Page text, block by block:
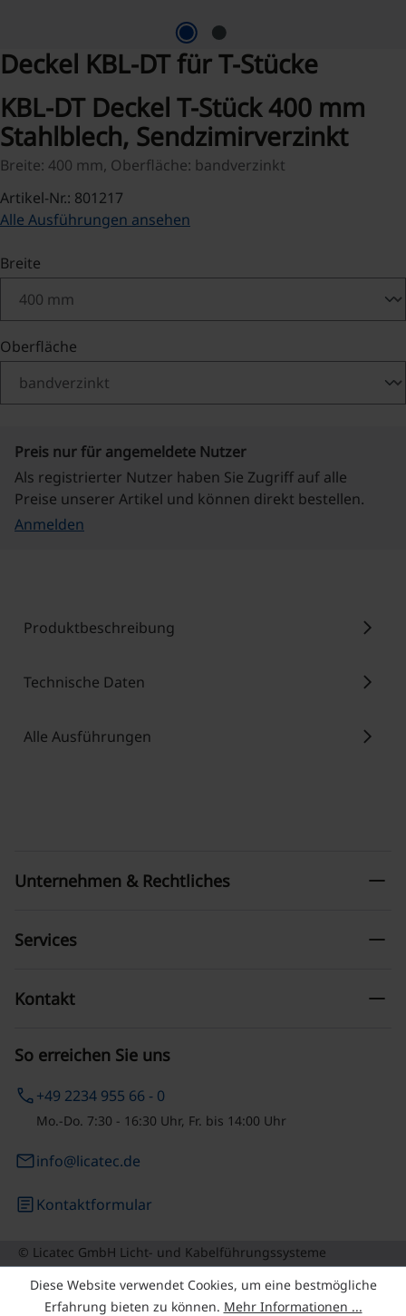
Deckel KBL-DT für T-Stücke
KBL-DT Deckel T-Stück 400 mm
Stahlblech, Sendzimirverzinkt
Breite: 400 mm, Oberfläche: bandverzinkt
Artikel-Nr.: 801217
Alle Ausführungen ansehen
Breite
Oberfläche
Preis nur für angemeldete Nutzer
Als registrierter Nutzer haben Sie Zugriff auf alle
Preise unserer Artikel und können direkt bestellen.
Anmelden
Produktbeschreibung chevron_right
Technische Daten chevron_right
Alle Ausführungen chevron_right
So erreichen Sie uns
phone+49 2234 955 66 - 0
Mo.-Do. 7:30 - 16:30 Uhr, Fr. bis 14:00 Uhr
emailinfo@licatec.de
articleKontaktformular
Unternehmen & Rechtliches remove
Services remove
Kontakt remove
© Licatec GmbH Licht- und Kabelführungssysteme
Diese Website verwendet Cookies, um eine bestmögliche
Erfahrung bieten zu können. Mehr Informationen ...